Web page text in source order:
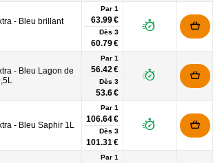
- Bleu brillant
Par 1
63.99 €
Dès 3
60.79 €
- Bleu Lagon de
Par 1
56.42 €
Dès 3
53.6 €
- Bleu Saphir 1L
Par 1
106.64 €
Dès 3
101.31 €
Par 1